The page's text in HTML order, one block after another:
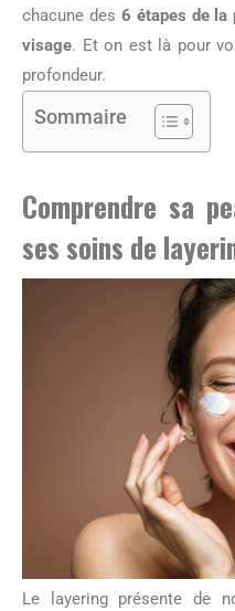
chacune des 6 étapes de la
visage. Et on est là pour
profondeur.
Sommaire
Comprendre sa
ses soins de
Le layering présente de